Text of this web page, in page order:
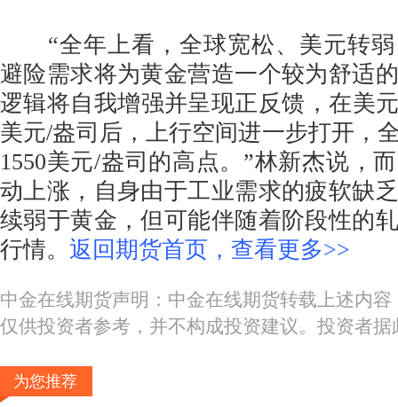
“全年上看，全球宽松、美元转弱
避险需求将为黄金营造一个较为舒适
逻辑将自我增强并呈现正反馈，在美
美元/盎司后，上行空间进一步打开，
1550美元/盎司的高点。”林新杰说，
动上涨，自身由于工业需求的疲软缺
续弱于黄金，但可能伴随着阶段性的
行情。 返回期货首页，查看更多>>
中金在线期货声明：中金在线期货转载上述内
仅供投资者参考，并不构成投资建议。投资者
为您推荐